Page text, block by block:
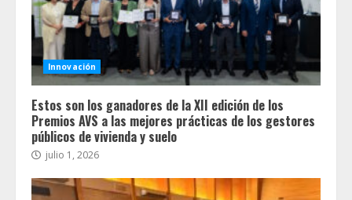
Innovación
Estos son los ganadores de la XII edición de los
Premios AVS a las mejores prácticas de los gestores
públicos de vivienda y suelo
julio 1, 2026